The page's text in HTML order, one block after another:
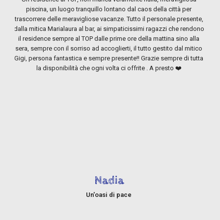
piscina, un luogo tranquillo lontano dal caos della città per
trascorrere delle meravigliose vacanze. Tutto il personale presente,
dalla mitica Marialaura al bar, ai simpaticissimi ragazzi che rendono
il residence sempre al TOP dalle prime ore della mattina sino alla
sera, sempre con il sorriso ad accoglierti, il tutto gestito dal mitico
Gigi, persona fantastica e sempre presente!! Grazie sempre di tutta
la disponibilità che ogni volta ci offrite . A presto ❤️
Nadia
Un'oasi di pace